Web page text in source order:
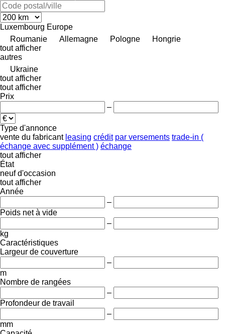
Luxembourg Europe
Roumanie
Allemagne Pologne
Hongrie
tout afficher
autres
Ukraine
tout afficher
tout afficher
Prix
–
Type d'annonce
vente du fabricant leasing crédit par versements trade-in (
échange avec supplément ) échange
tout afficher
État
neuf d'occasion
tout afficher
Année
–
Poids net à vide
–
kg
Caractéristiques
Largeur de couverture
–
m
Nombre de rangées
–
Profondeur de travail
–
mm